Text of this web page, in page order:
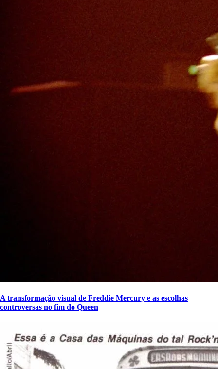
A transformação visual de Freddie Mercury e as escolhas
controversas no fim do Queen